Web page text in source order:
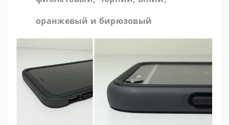
оранжевый и бирюзовый